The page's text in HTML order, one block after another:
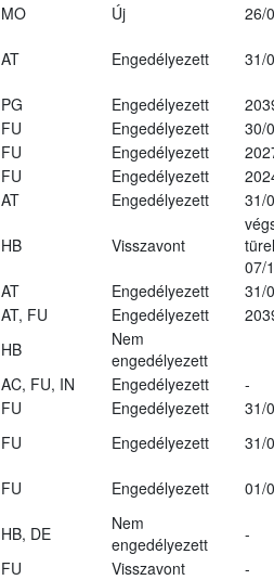
MO Új
26/
AT Engedélyezett 31/
PG Engedélyezett
FU Engedélyezett
30/
FU Engedélyezett
FU Engedélyezett
AT Engedélyezett 31/
HB Visszavont
07/
AT Engedélyezett
31/
AT, FU Engedélyezett
HB
Nem
engedélyezett
AC, FU, IN Engedélyezett
-
FU Engedélyezett
31/
FU Engedélyezett
31/
FU Engedélyezett 01/
HB, DE
Nem
engedélyezett
-
FU Visszavont
-